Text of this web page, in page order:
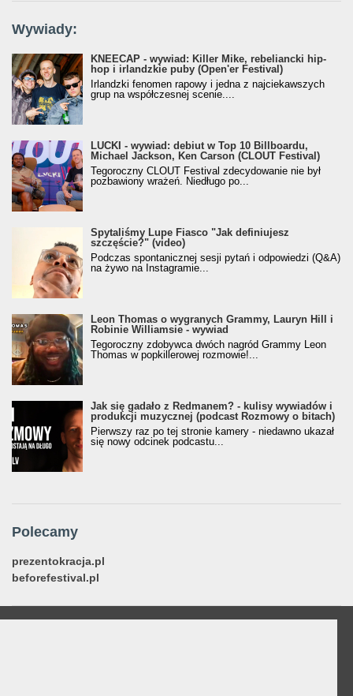
Wywiady:
KNEECAP - wywiad: Killer Mike, rebeliancki hip-
hop i irlandzkie puby (Open'er Festival)
Irlandzki fenomen rapowy i jedna z najciekawszych
grup na współczesnej scenie....
LUCKI - wywiad: debiut w Top 10 Billboardu,
Michael Jackson, Ken Carson (CLOUT Festival)
Tegoroczny CLOUT Festival zdecydowanie nie był
pozbawiony wrażeń. Niedługo po...
Spytaliśmy Lupe Fiasco "Jak definiujesz
szczęście?" (video)
Podczas spontanicznej sesji pytań i odpowiedzi (Q&A)
na żywo na Instagramie...
Leon Thomas o wygranych Grammy, Lauryn Hill i
Robinie Williamsie - wywiad
Tegoroczny zdobywca dwóch nagród Grammy Leon
Thomas w popkillerowej rozmowie!...
Jak się gadało z Redmanem? - kulisy wywiadów i
produkcji muzycznej (podcast Rozmowy o bitach)
Pierwszy raz po tej stronie kamery - niedawno ukazał
się nowy odcinek podcastu...
Polecamy
prezentokracja.pl
beforefestival.pl